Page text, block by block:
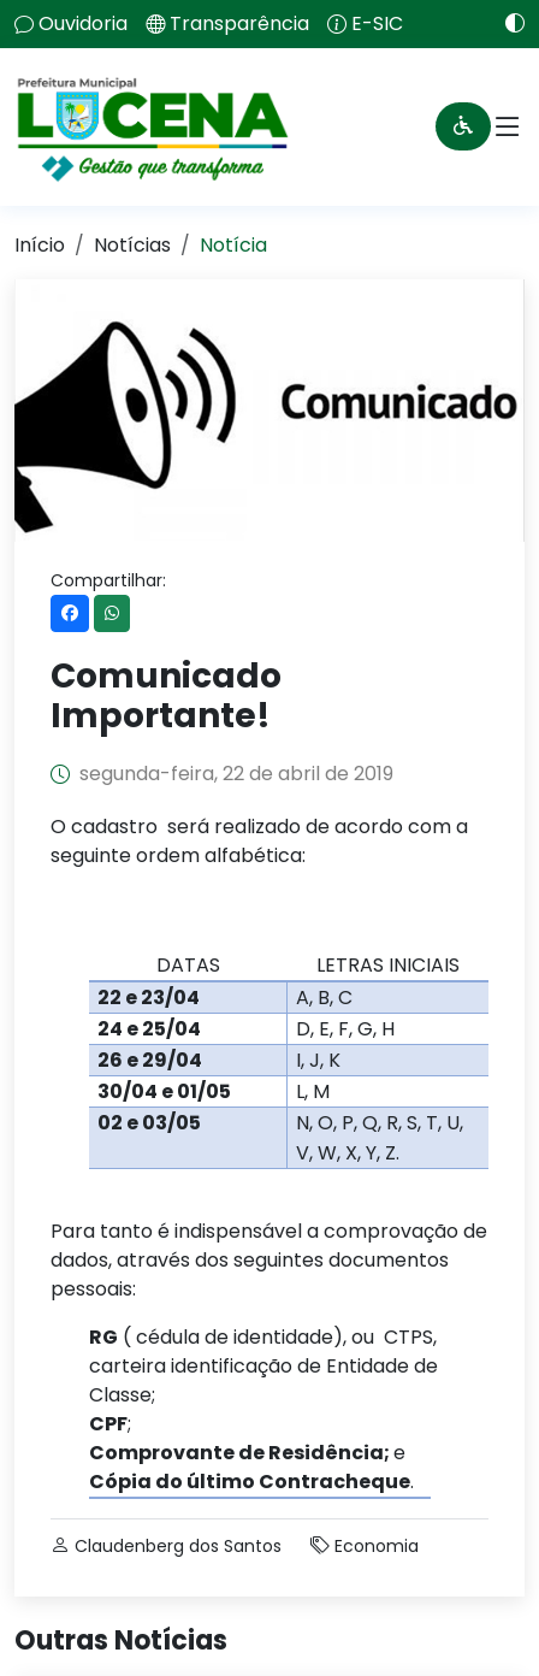
Ouvidoria Transparência E-SIC
Início Notícias Notícia
Compartilhar:
Comunicado
Importante!
segunda-feira, 22 de abril de 2019
O cadastro será realizado de acordo com a
seguinte ordem alfabética:
DATAS
LETRAS INICIAIS
22 e 23/04
A, B, C
24 e 25/04
D, E, F, G, H
26 e 29/04
I, J, K
30/04 e 01/05
L, M
02 e 03/05
N, O, P, Q, R, S, T, U,
V, W, X, Y, Z.
Para tanto é indispensável a comprovação de
dados, através dos seguintes documentos
pessoais:
RG ( cédula de identidade), ou CTPS,
carteira identificação de Entidade de
Classe;
CPF;
Comprovante de Residência;e
Cópia do último Contracheque.
Claudenberg dos Santos Economia
Outras Notícias